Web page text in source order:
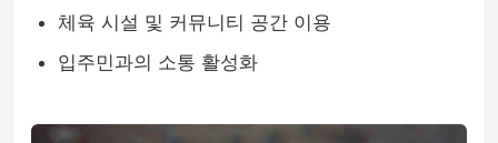
체육 시설 및 커뮤니티 공간 이용
입주민과의 소통 활성화